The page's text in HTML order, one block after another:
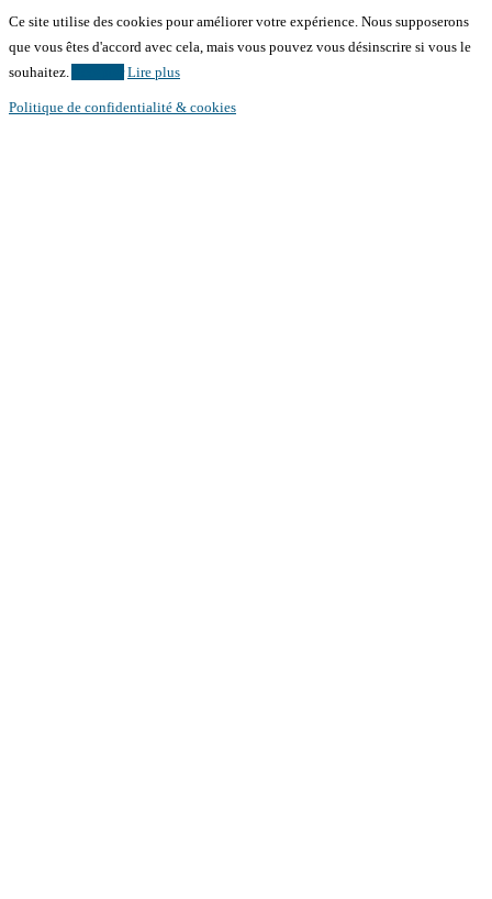
Ce site utilise des cookies pour améliorer votre expérience. Nous supposerons
que vous êtes d'accord avec cela, mais vous pouvez vous désinscrire si vous le
souhaitez.
Lire plus
Politique de confidentialité & cookies